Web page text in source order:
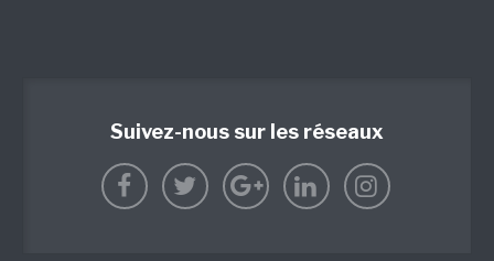
Suivez-nous sur les réseaux